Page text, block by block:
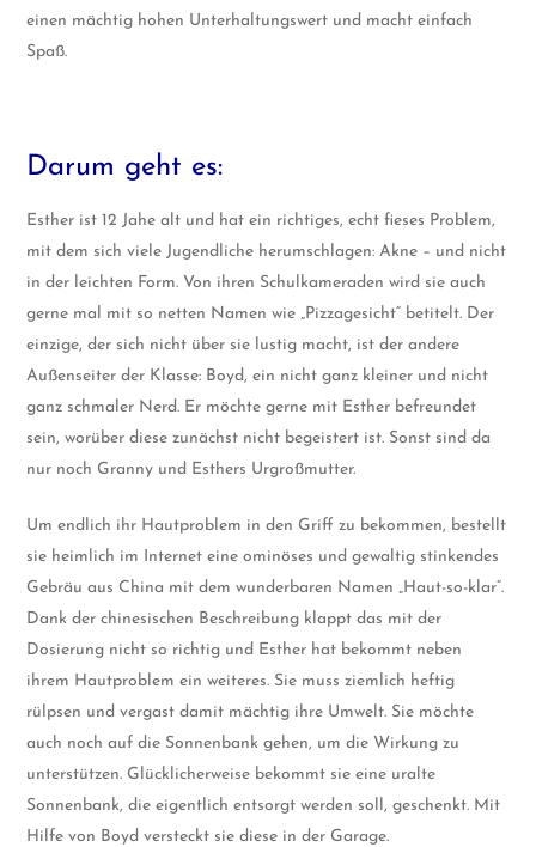
einen mächtig hohen Unterhaltungswert und macht einfach
Spaß.
Darum geht es:
Esther ist 12 Jahe alt und hat ein richtiges, echt fieses Problem,
mit dem sich viele Jugendliche herumschlagen: Akne – und nicht
in der leichten Form. Von ihren Schulkameraden wird sie auch
gerne mal mit so netten Namen wie „Pizzagesicht“ betitelt. Der
einzige, der sich nicht über sie lustig macht, ist der andere
Außenseiter der Klasse: Boyd, ein nicht ganz kleiner und nicht
ganz schmaler Nerd. Er möchte gerne mit Esther befreundet
sein, worüber diese zunächst nicht begeistert ist. Sonst sind da
nur noch Granny und Esthers Urgroßmutter.
Um endlich ihr Hautproblem in den Griff zu bekommen, bestellt
sie heimlich im Internet eine ominöses und gewaltig stinkendes
Gebräu aus China mit dem wunderbaren Namen „Haut-so-klar“.
Dank der chinesischen Beschreibung klappt das mit der
Dosierung nicht so richtig und Esther hat bekommt neben
ihrem Hautproblem ein weiteres. Sie muss ziemlich heftig
rülpsen und vergast damit mächtig ihre Umwelt. Sie möchte
auch noch auf die Sonnenbank gehen, um die Wirkung zu
unterstützen. Glücklicherweise bekommt sie eine uralte
Sonnenbank, die eigentlich entsorgt werden soll, geschenkt. Mit
Hilfe von Boyd versteckt sie diese in der Garage.